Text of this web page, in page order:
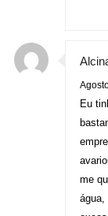
Eu
me
água,